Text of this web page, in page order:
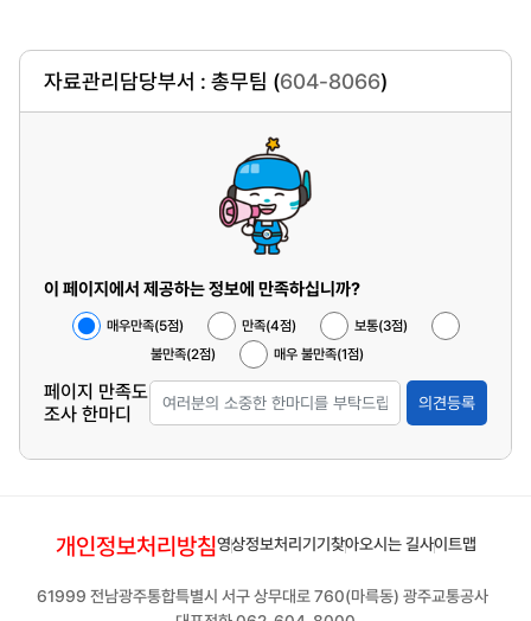
자료관리담당부서 : 총무팀 (604-8066)
이 페이지에서 제공하는 정보에 만족하십니까?
매우만족(5점) 만족(4점)
보통(3점)
불만족(2점)
매우 불만족(1점)
페이지 만족도
조사 한마디
의견등록
개인정보처리방침영상정보처리기기 찾아오시는 길사이트맵
61999 전남광주통합특별시 서구 상무대로 760(마륵동) 광주교통공사